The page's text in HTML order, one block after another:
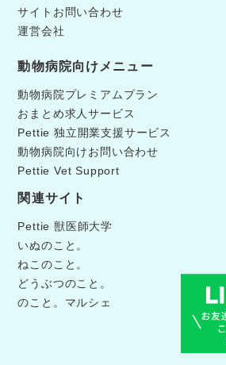
サイトお問い合わせ
運営会社
動物病院向けメニュー
動物病院プレミアムプラン
おまとめ求人サービス
Pettie 独立開業支援サービス
動物病院向けお問い合わせ
Pettie Vet Support
関連サイト
Pettie 獣医師大学
いぬのこと。
ねこのこと。
どうぶつのこと。
のこと。マルシェ